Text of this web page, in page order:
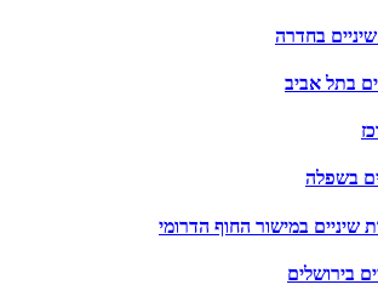
בחדרה
בתל אביב
בשפלה
שיניים במישור החוף הדרומי
בירושלים